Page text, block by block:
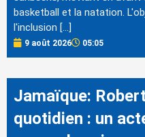
basketball et la natation.
l'inclusion […]
9 août 2026 05:05
Jamaïque:
quotidien : un